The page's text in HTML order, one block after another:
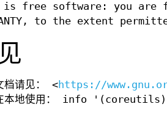
is free software: you are
to the extent
档请见： <https://
本地使用： info